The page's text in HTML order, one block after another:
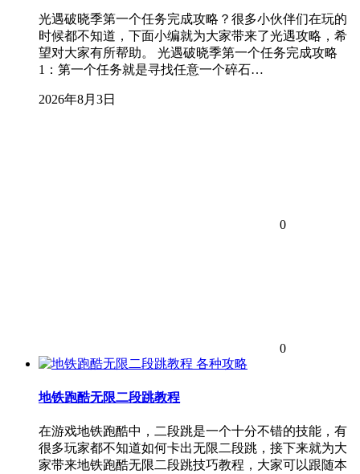
光遇破晓季第一个任务完成攻略？很多小伙伴们在玩的
时候都不知道，下面小编就为大家带来了光遇攻略，希
望对大家有所帮助。 光遇破晓季第一个任务完成攻略
1：第一个任务就是寻找任意一个碎石…
2026年8月3日
0
0
各种攻略
地铁跑酷无限二段跳教程
在游戏地铁跑酷中，二段跳是一个十分不错的技能，有
很多玩家都不知道如何卡出无限二段跳，接下来就为大
家带来地铁跑酷无限二段跳技巧教程，大家可以跟随本